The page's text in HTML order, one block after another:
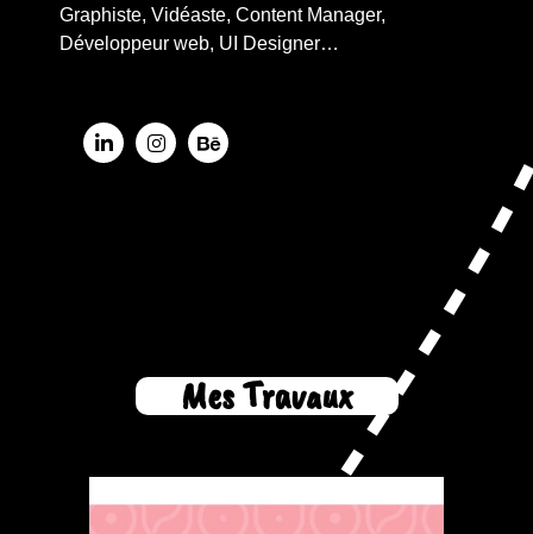
Graphiste, Vidéaste, Content Manager,
Développeur web, UI Designer…
Mes Travaux